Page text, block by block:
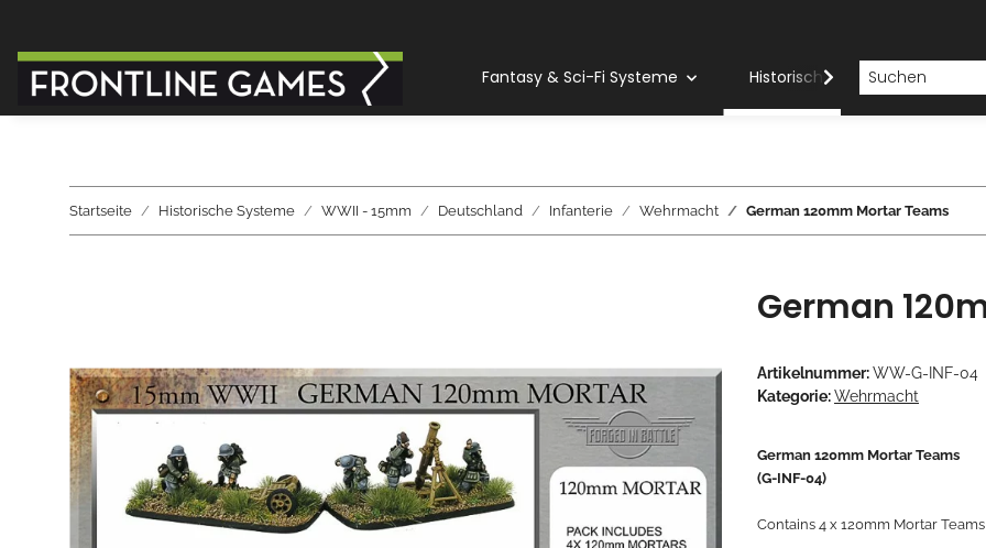
Fantasy & Sci-Fi Systeme Historische Systeme
Startseite Historische Systeme WWII - 15mm Deutschland Infanterie Wehrmacht German 120mm Mortar Teams
German
Artikelnummer:WW-G-INF-04
Kategorie:Wehrmacht
German 120mm Mortar Teams
(G-INF-04)
Contains 4 x 120mm Mortar Teams